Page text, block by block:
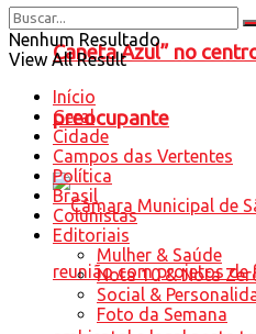
Caneta Azul” no
preocupante
Nenhum Resultado
View All Result
Início
Geral
Cidade
Campos das Vertentes
Política
Brasil
Colunistas
Editoriais
Mulher & Saúde
Nota 10 & Nota
Social &
Foto da Semana